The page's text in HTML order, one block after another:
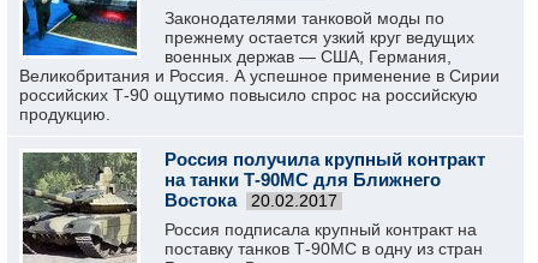
Законодателями танковой моды по
прежнему остается узкий круг ведущих
военных держав — США, Германия,
Великобритания и Россия. А успешное применение в Сирии
российских Т-90 ощутимо повысило спрос на российскую
продукцию.
Россия получила крупный контракт
на танки Т-90МС для Ближнего
Востока
20.02.2017
Россия подписала крупный контракт на
поставку танков Т-90МС в одну из стран